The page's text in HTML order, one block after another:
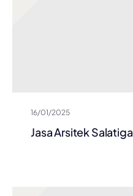
16/01/2025
Jasa Arsitek Salatiga